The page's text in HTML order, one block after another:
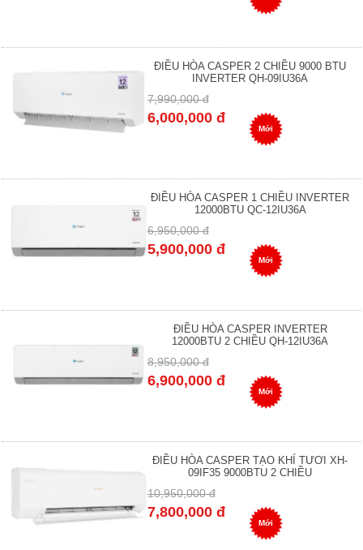
ĐIỀU HÒA CASPER 2 CHIỀU 9000 BTU
INVERTER QH-09IU36A
7,990,000 đ
6,000,000 đ
Mới
ĐIỀU HÒA CASPER 1 CHIỀU INVERTER
12000BTU QC-12IU36A
6,950,000 đ
5,900,000 đ
Mới
ĐIỀU HÒA CASPER INVERTER
12000BTU 2 CHIỀU QH-12IU36A
8,950,000 đ
6,900,000 đ
Mới
ĐIỀU HÒA CASPER TẠO KHÍ TƯƠI XH-
09IF35 9000BTU 2 CHIỀU
10,950,000 đ
7,800,000 đ
Mới